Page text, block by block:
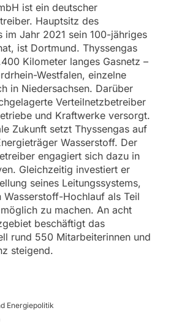
ist ein deutscher
Hauptsitz des
im Jahr 2021 sein 100-jähriges
ist Dortmund. Thyssengas
Kilometer langes Gasnetz –
Westfalen, einzelne
in Niedersachsen. Darüber
Verteilnetzbetreiber
und Kraftwerke versorgt.
Zukunft setzt Thyssengas auf
Wasserstoff. Der
engagiert sich dazu in
Gleichzeitig investiert er
seines Leitungssystems,
Wasserstoff-Hochlauf als Teil
zu machen. An acht
beschäftigt das
rund 550 Mitarbeiterinnen und
steigend.
Energiepolitik